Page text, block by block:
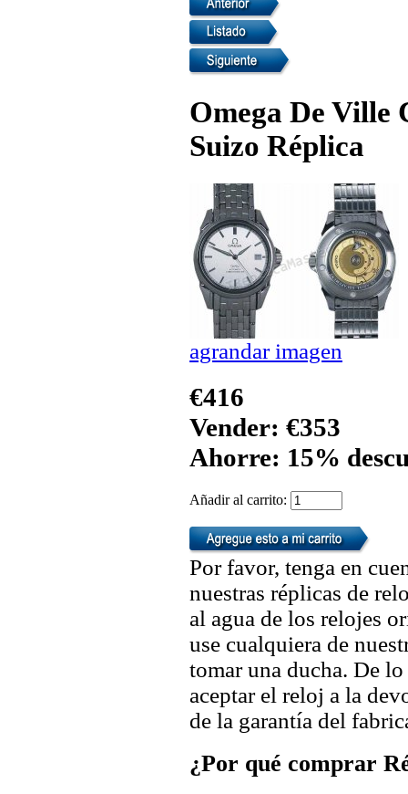
Omega De Ville
Suizo Réplica
agrandar imagen
€416
Vender: €353
Ahorre: 15%
Añadir al carrito:
Por favor, tenga en
nuestras réplicas de
al agua de los relojes
use cualquiera de
tomar una ducha. De
aceptar el reloj a la
de la garantía del
¿Por qué comprar